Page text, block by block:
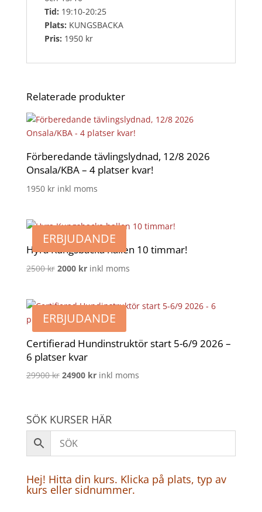
Tid: 19:10-20:25
Plats: KUNGSBACKA
Pris: 1950 kr
Relaterade produkter
Förberedande tävlingslydnad, 12/8 2026
Onsala/KBA – 4 platser kvar!
1950 kr inkl moms
ERBJUDANDE
Hyra Kungsbacka hallen 10 timmar!
2500kr Det
var:
2500 kr.
2000 krDet
är:
2000 kr.
inkl moms
ERBJUDANDE
Certifierad Hundinstruktör start 5-6/9 2026 –
6 platser kvar
29900kr Det
var:
29900 kr.
24900 krDet
är:
24900 kr.
inkl moms
SÖK KURSER HÄR
Hej! Hitta din kurs. Klicka på plats, typ av
kurs eller sidnummer.